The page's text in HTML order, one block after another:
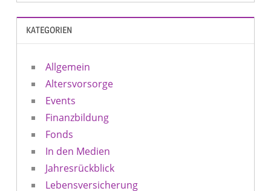
KATEGORIEN
Allgemein
Altersvorsorge
Events
Finanzbildung
Fonds
In den Medien
Jahresrückblick
Lebensversicherung